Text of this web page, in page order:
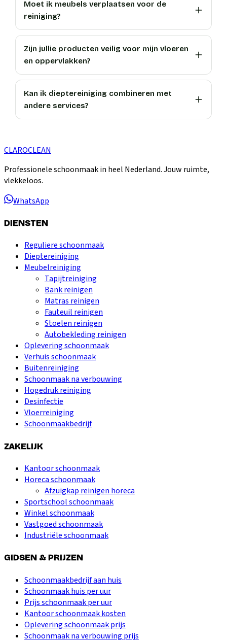
Moet ik meubels verplaatsen voor de
reiniging?
Zijn jullie producten veilig voor mijn vloeren
en oppervlakken?
Kan ik dieptereiniging combineren met
andere services?
CLAROCLEAN
Professionele schoonmaak in heel Nederland. Jouw ruimte,
vlekkeloos.
WhatsApp
DIENSTEN
Reguliere schoonmaak
Dieptereiniging
Meubelreiniging
Tapijtreiniging
Bank reinigen
Matras reinigen
Fauteuil reinigen
Stoelen reinigen
Autobekleding reinigen
Oplevering schoonmaak
Verhuis schoonmaak
Buitenreiniging
Schoonmaak na verbouwing
Hogedruk reiniging
Desinfectie
Vloerreiniging
Schoonmaakbedrijf
ZAKELIJK
Kantoor schoonmaak
Horeca schoonmaak
Afzuigkap reinigen horeca
Sportschool schoonmaak
Winkel schoonmaak
Vastgoed schoonmaak
Industriële schoonmaak
GIDSEN & PRIJZEN
Schoonmaakbedrijf aan huis
Schoonmaak huis per uur
Prijs schoonmaak per uur
Kantoor schoonmaak kosten
Oplevering schoonmaak prijs
Schoonmaak na verbouwing prijs